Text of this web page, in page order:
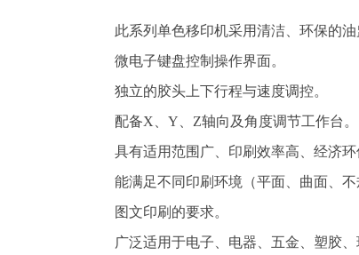
此系列单色移印机采用清洁、环保的油
微电子键盘控制操作界面。
独立的胶头上下行程与速度调控。
配备X、Y、Z轴向及角度调节工作台。
具有适用范围广、印刷效率高、经济环
能满足不同印刷环境（平面、曲面、不
图文印刷的要求。
广泛适用于电子、电器、五金、塑胶、